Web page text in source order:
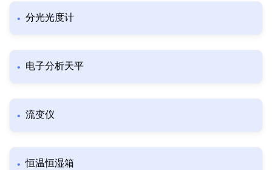
分光光度计
电子分析天平
流变仪
恒温恒湿箱